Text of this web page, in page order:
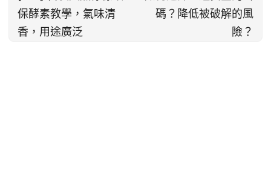
保酵素教學，氣味清
香，用途廣泛
碼？降低被破解的風
險？